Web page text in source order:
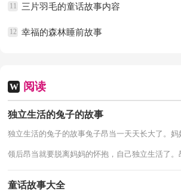
11 三片羽毛的童话故事内容
12 幸福的森林睡前故事
W 阅读
独立生活的兔子的故事
独立生活的兔子的故事兔子昂当一天天长大了。
领后昂当就要脱离妈妈的怀抱，自己独立生活了
童话故事大全